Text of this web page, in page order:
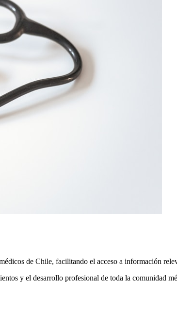
de Chile, facilitando el acceso a información
y el desarrollo profesional de toda la comunidad